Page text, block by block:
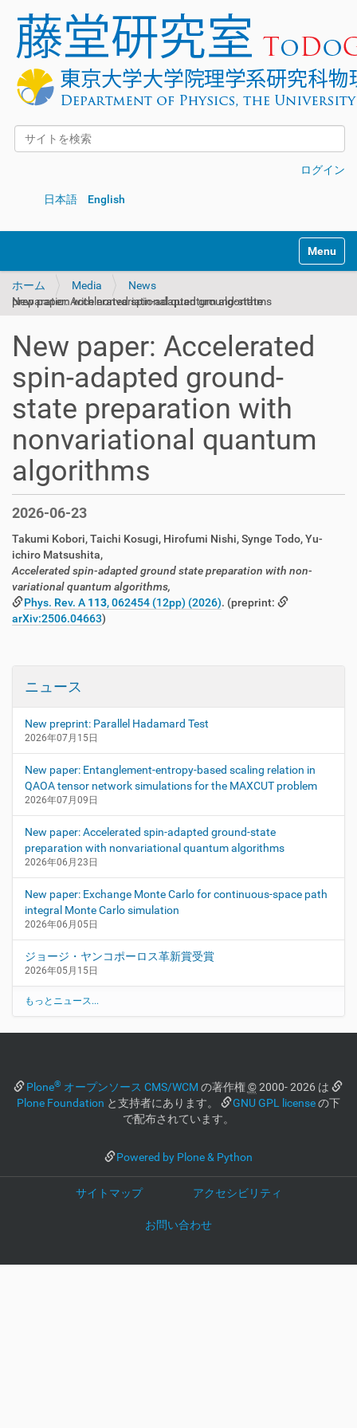
サイトを検索
ログイン
日本語 English
Toggle
ホーム Media
News
New paper: Accelerated spin-adapted ground-state preparation with nonvariational quantum algorithms
New paper: Accelerated
spin-adapted ground-
state preparation with
nonvariational quantum
algorithms
2026-06-23
Takumi Kobori, Taichi Kosugi, Hirofumi Nishi, Synge Todo, Yu-
ichiro Matsushita,
Accelerated spin-adapted ground state preparation with non-
variational quantum algorithms,
Phys. Rev. A 113, 062454 (12pp) (2026). (preprint:
arXiv:2506.04663)
ニュース
New preprint: Parallel Hadamard Test
2026年07月15日
New paper: Entanglement-entropy-based scaling relation in
QAOA tensor network simulations for the MAXCUT problem
2026年07月09日
New paper: Accelerated spin-adapted ground-state
preparation with nonvariational quantum algorithms
2026年06月23日
New paper: Exchange Monte Carlo for continuous-space path
integral Monte Carlo simulation
2026年06月05日
ジョージ・ヤンコポーロス革新賞受賞
2026年05月15日
もっとニュース...
Plone® オープンソース CMS/WCM の著作権©2000- 2026 は
Plone Foundation と支持者にあります。 GNU GPL licenseの下
で配布されています。
Powered by Plone & Python
サイトマップ アクセシビリティ
お問い合わせ